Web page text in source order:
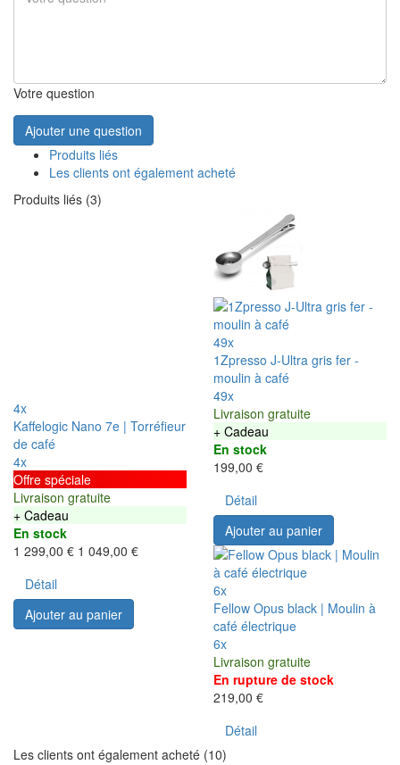
Votre question
Ajouter une question
Produits liés
Les clients ont également acheté
Produits liés (3)
4x
Kaffelogic Nano 7e | Torréfieur
de café
4x
Offre spéciale
Livraison gratuite
+ Cadeau
En stock
1 299,00 € 1 049,00 €
Détail
Ajouter au panier
49x
1Zpresso J-Ultra gris fer -
moulin à café
49x
Livraison gratuite
+ Cadeau
En stock
199,00 €
Détail
Ajouter au panier
6x
Fellow Opus black | Moulin à
café électrique
6x
Livraison gratuite
En rupture de stock
219,00 €
Détail
Les clients ont également acheté (10)